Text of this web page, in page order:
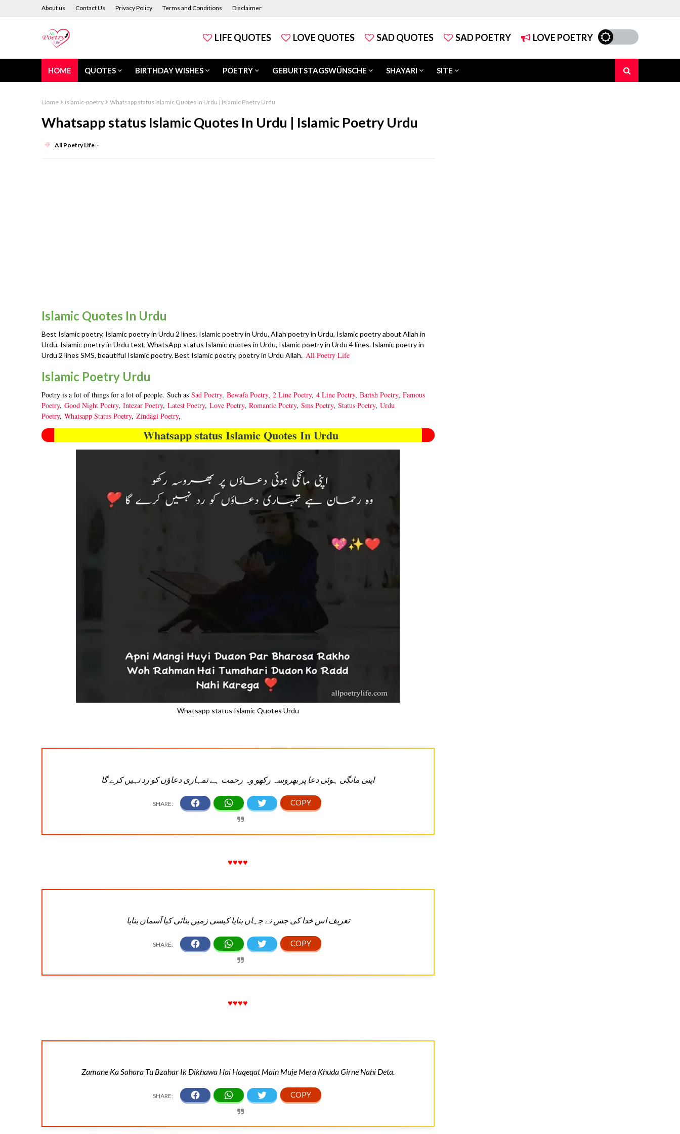
About us Contact Us Privacy Policy Terms and Conditions Disclaimer
LIFE QUOTES LOVE QUOTES SAD QUOTES SAD POETRY LOVE POETRY
HOME QUOTES BIRTHDAY WISHES POETRY GEBURTSTAGSWÜNSCHE SHAYARI SITE
Home islamic-poetry Whatsapp status Islamic Quotes In Urdu | Islamic Poetry Urdu
Whatsapp status Islamic Quotes In Urdu | Islamic Poetry Urdu
All Poetry Life
Islamic Quotes In Urdu
Best Islamic poetry, Islamic poetry in Urdu 2 lines. Islamic poetry in Urdu, Allah poetry in Urdu, Islamic poetry about Allah in
Urdu. Islamic poetry in Urdu text, WhatsApp status Islamic quotes in Urdu, Islamic poetry in Urdu 4 lines. Islamic poetry in
Urdu 2 lines SMS, beautiful Islamic poetry. Best Islamic poetry, poetry in Urdu Allah. All Poetry Life
Islamic Poetry Urdu
Poetry is a lot of things for a lot of people. Such as Sad Poetry, Bewafa Poetry, 2 Line Poetry, 4 Line Poetry, Barish Poetry, Famous
Poetry, Good Night Poetry, Intezar Poetry, Latest Poetry, Love Poetry, Romantic Poetry, Sms Poetry, Status Poetry, Urdu
Poetry, Whatsapp Status Poetry, Zindagi Poetry,
Whatsapp status Islamic Quotes In Urdu
Whatsapp status Islamic Quotes Urdu
اپنی مانگی ہوئی دعا پر بھروسہ رکھو وہ رحمت ہے تمہاری دعاؤں کو رد نہیں کرے گا
♥♥♥♥
تعریف اس خدا کی جس نے جہاں بنایا کیسی زمیں بنائی کیا آسماں بنایا
♥♥♥♥
Zamane Ka Sahara Tu Bzahar Ik Dikhawa Hai Haqeqat Main Muje Mera Khuda Girne Nahi Deta.